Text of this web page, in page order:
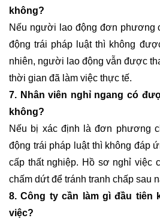
không?
Nếu người lao động đơn phương
động trái pháp luật thì không
nhiên, người lao động vẫn được
thời gian đã làm việc thực tế.
7. Nhân viên nghỉ ngang có
không?
Nếu bị xác định là đơn phương
động trái pháp luật thì không đáp
cấp thất nghiệp. Hồ sơ nghỉ việc
chấm dứt để tránh tranh chấp sau
8. Công ty cần làm gì đầu tiên
việc?